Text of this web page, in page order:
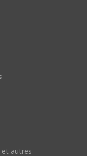
et autres